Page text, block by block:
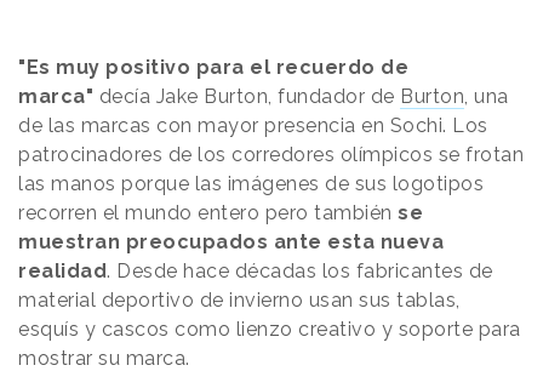
"Es muy positivo para el recuerdo de
marca" decía Jake Burton, fundador de Burton , una
de las marcas con mayor presencia en Sochi. Los
patrocinadores de los corredores olímpicos se frotan
las manos porque las imágenes de sus logotipos
recorren el mundo entero pero también se
muestran preocupados ante esta nueva
realidad. Desde hace décadas los fabricantes de
material deportivo de invierno usan sus tablas,
esquís y cascos como lienzo creativo y soporte para
mostrar su marca.